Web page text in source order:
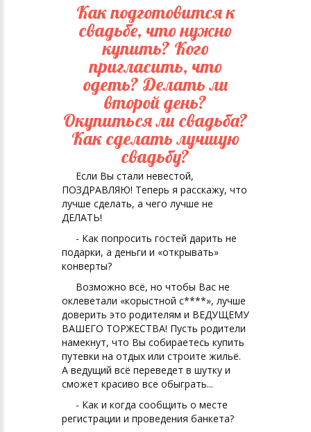
Как подготовится к
свадьбе, что нужно
купить? Кого
пригласить, что
одеть? Делать ли
второй день?
Окупиться ли свадьба?
Как сделать лучшую
свадьбу?
Если Вы стали невестой,
ПОЗДРАВЛЯЮ! Теперь я расскажу, что
лучше сделать, а чего лучше не
ДЕЛАТЬ!
- Как попросить гостей дарить не
подарки, а деньги и «открывать»
конверты?
Возможно всё, но чтобы Вас не
оклеветали «корыстной с****», лучше
доверить это родителям и ВЕДУЩЕМУ
ВАШЕГО ТОРЖЕСТВА! Пусть родители
намекнут, что Вы собираетесь купить
путевки на отдых или строите жильё.
А ведущий всё переведет в шутку и
сможет красиво все обыграть...
- Как и когда сообщить о месте
регистрации и проведения банкета?